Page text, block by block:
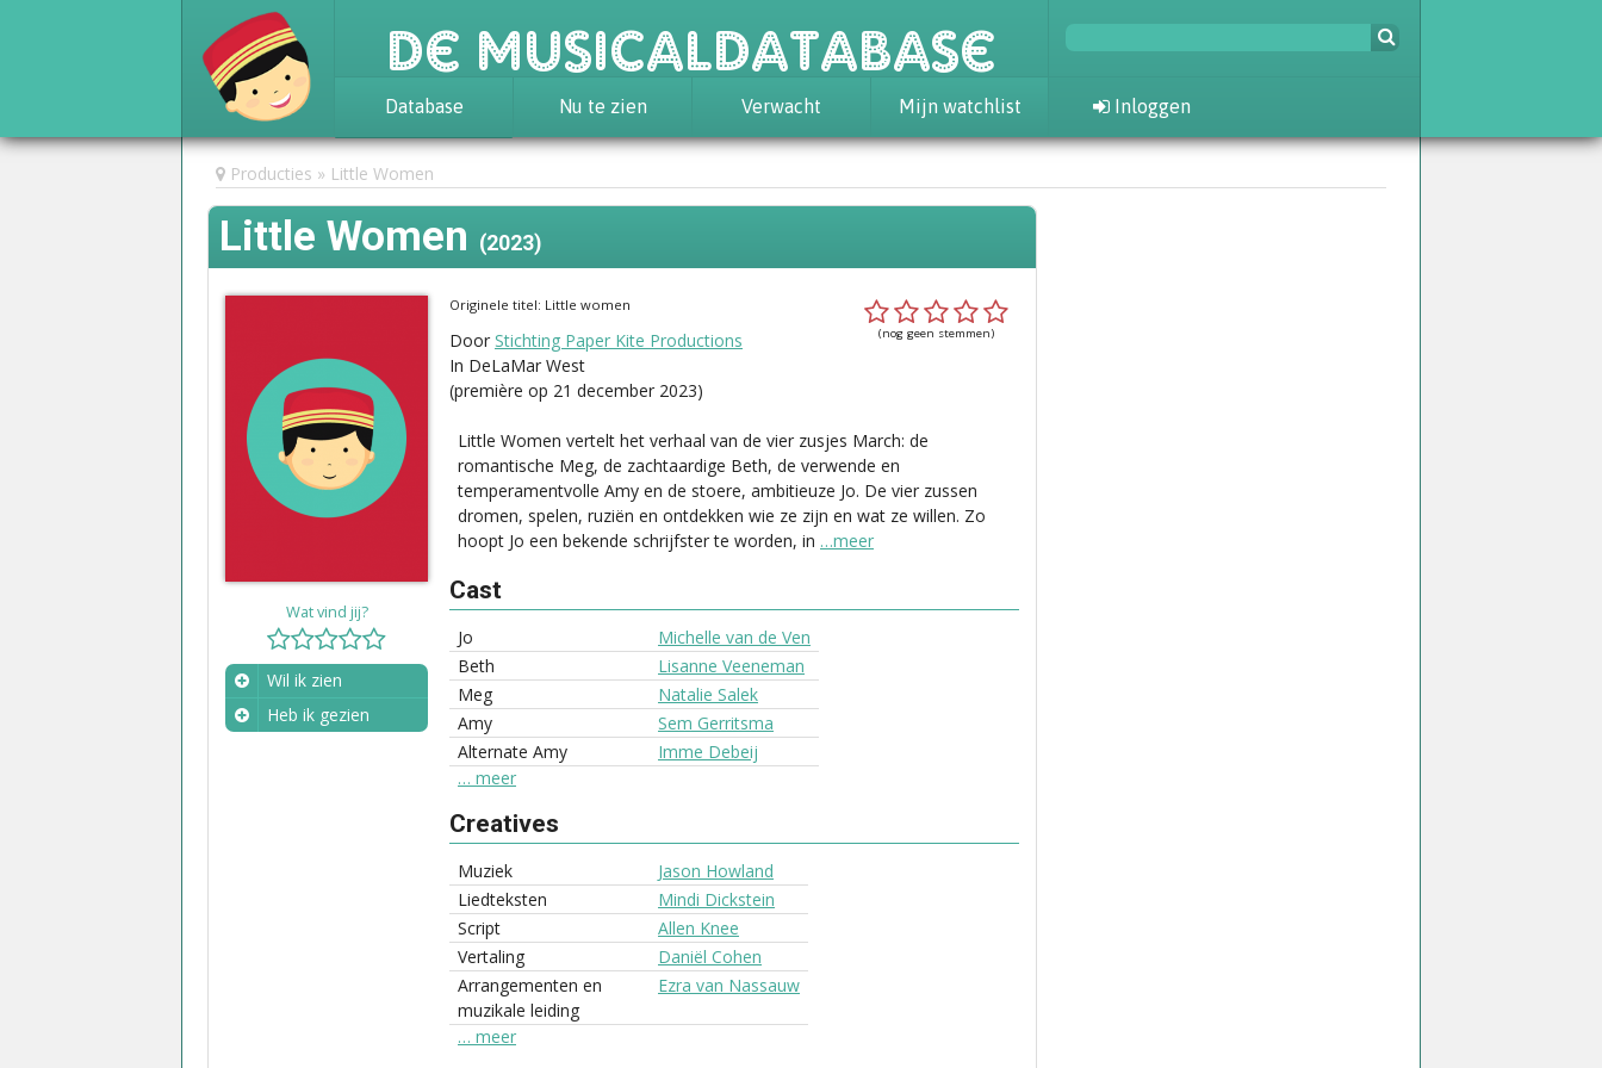
De Musicaldatabase
Database
Achtergrond
Awards
Statistieken
Nu te zien Verwacht Mijn watchlist Inloggen
Producties Little Women
Little Women (2023)
Wat vind jij?
Wil ik zien
Heb ik gezien
Originele titel: Little women
(nog geen stemmen)
Door Stichting Paper Kite Productions
In DeLaMar West
(première op 21 december 2023)
Little Women vertelt het verhaal van de vier zusjes March: de
romantische Meg, de zachtaardige Beth, de verwende en
temperamentvolle Amy en de stoere, ambitieuze Jo. De vier zussen
dromen, spelen, ruziën en ontdekken wie ze zijn en wat ze willen. Zo
hoopt Jo een bekende schrijfster te worden, in …meer
Cast
Jo
Michelle van de Ven
Beth
Lisanne Veeneman
Meg
Natalie Salek
Amy
Sem Gerritsma
Alternate Amy
Imme Debeij
… meer
Creatives
Muziek
Jason Howland
Liedteksten
Mindi Dickstein
Script
Allen Knee
Vertaling
Daniël Cohen
Arrangementen en
muzikale leiding
Ezra van Nassauw
… meer